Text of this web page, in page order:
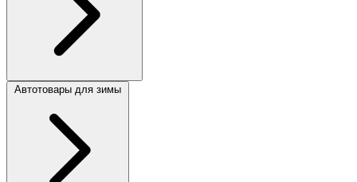
Автотовары для зимы